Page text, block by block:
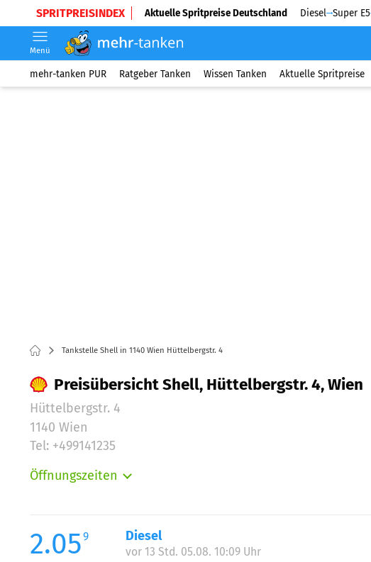
SPRITPREISINDEX Aktuelle Spritpreise Deutschland Diesel Super E5
Menü
mehr-tanken PUR Ratgeber Tanken Wissen Tanken Aktuelle Spritpreise
Tankstelle Shell in 1140 Wien Hüttelbergstr. 4
Preisübersicht Shell, Hüttelbergstr. 4, Wien
Hüttelbergstr. 4
1140 Wien
Tel: +499141235
Öffnungszeiten
Mittwoch:
Donnerstag:
2.059 Diesel
vor 13 Std. 05.08. 10:09 Uhr